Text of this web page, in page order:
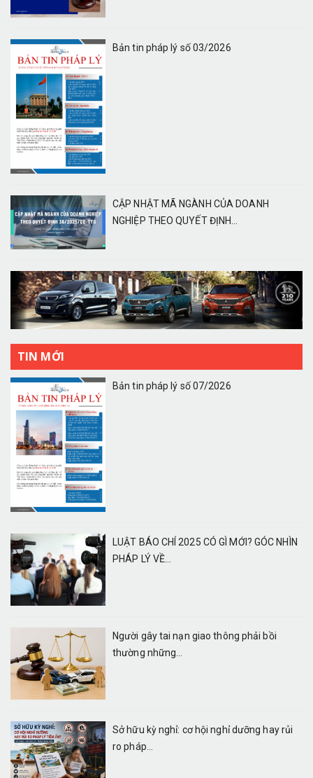
Bản tin pháp lý số 03/2026
CẬP NHẬT MÃ NGÀNH CỦA DOANH
NGHIỆP THEO QUYẾT ĐỊNH...
TIN MỚI
Bản tin pháp lý số 07/2026
LUẬT BÁO CHÍ 2025 CÓ GÌ MỚI? GÓC NHÌN
PHÁP LÝ VỀ...
Người gây tai nạn giao thông phải bồi
thường những...
Sở hữu kỳ nghỉ: cơ hội nghỉ dưỡng hay rủi
ro pháp...